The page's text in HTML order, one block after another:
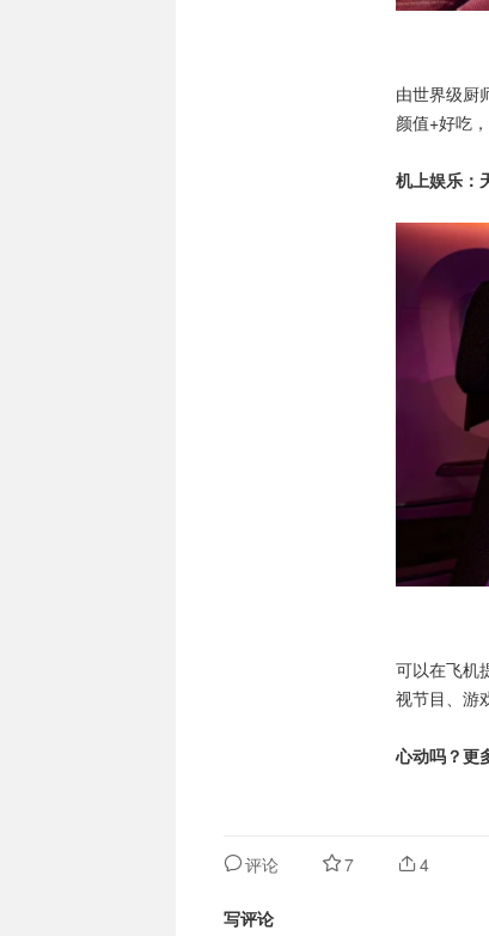
由世界级厨
颜值+好吃
机上娱乐：
可以在飞机
视节目、游
心动吗？更
评论 7 4
写评论